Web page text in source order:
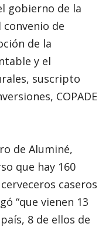
gobierno de la
de
de la
y el
suscripto
COPADE
de Aluminé,
que hay 160
caseros
“que vienen 13
8 de ellos de